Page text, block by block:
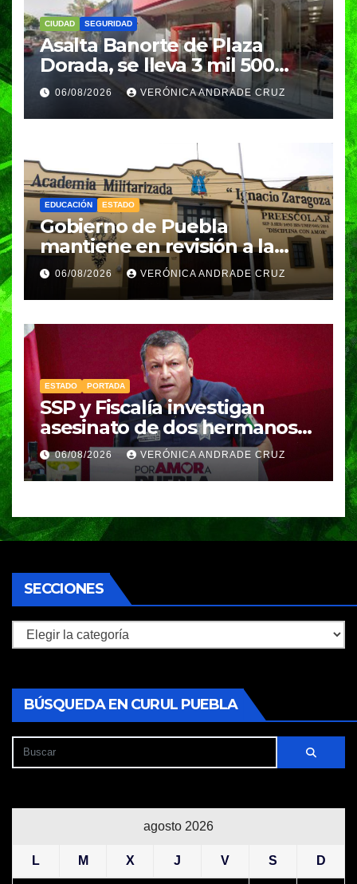
CIUDAD SEGURIDAD
Asalta Banorte de Plaza
Dorada, se lleva 3 mil 500
pesos
06/08/2026 VERÓNICA ANDRADE CRUZ
EDUCACIÓN ESTADO
Gobierno de Puebla
mantiene en revisión a la
Academia Militarizada para
seguir operando: Armenta
06/08/2026 VERÓNICA ANDRADE CRUZ
ESTADO PORTADA
SSP y Fiscalía investigan
asesinato de dos hermanos
en Huixcolotla; refuerzan
seguridad en la Central de
Abasto
06/08/2026 VERÓNICA ANDRADE CRUZ
SECCIONES
Secciones
BÚSQUEDA EN CURUL PUEBLA
agosto 2026
L M X J V S D